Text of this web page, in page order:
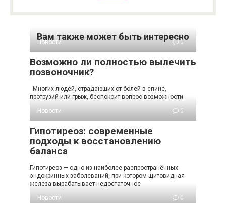
Вам также может быть интересно
Новости 0
Возможно ли полностью вылечить
позвоночник?
Многих людей, страдающих от болей в спине,
протрузий или грыж, беспокоит вопрос возможности
Новости
0
Гипотиреоз: современные
подходы к восстановлению
баланса
Гипотиреоз — одно из наиболее распространённых
эндокринных заболеваний, при котором щитовидная
железа вырабатывает недостаточное
Новости
0